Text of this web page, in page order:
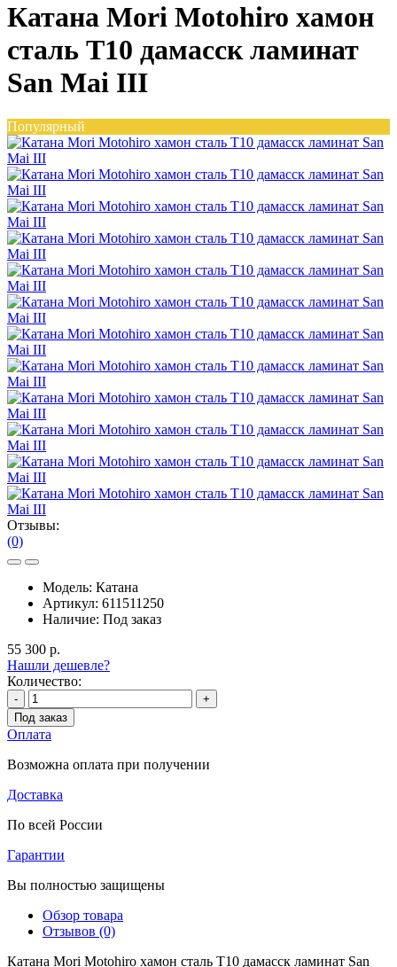
Катана Mori Motohiro хамон
сталь T10 дамасск ламинат
San Mai III
Популярный
Отзывы:
(0)
Модель: Катана
Артикул: 611511250
Наличие: Под заказ
55 300 р.
Нашли дешевле?
Количество:
-
+
Под заказ
Оплата
Возможна оплата при получении
Доставка
По всей России
Гарантии
Вы полностью защищены
Обзор товара
Отзывов (0)
Катана Mori Motohiro хамон сталь T10 дамасск ламинат San